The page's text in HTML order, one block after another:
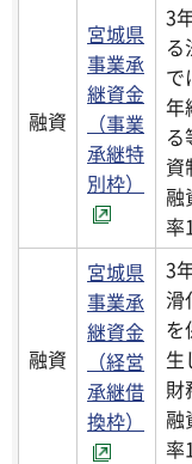
融資
宮城県
事業承
継資金
（事業
承継特
別枠）
3
で
年
資
融
率
融資
宮城県
事業承
継資金
（経営
承継借
換枠）
3
滑
を
生
財
融
率